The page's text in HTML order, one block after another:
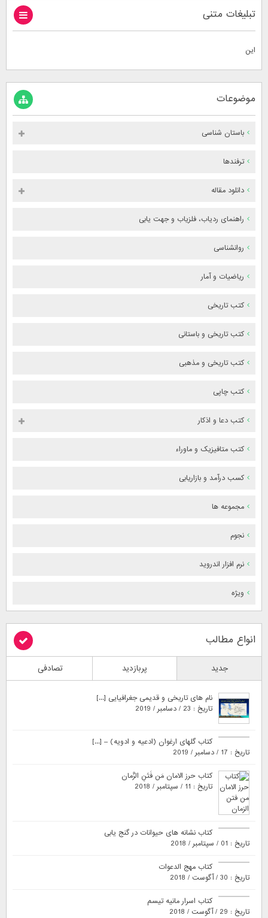
تبلیغات متنی
این
موضوعات
باستان شناسی
ترفندها
دانلود مقاله
راهنمای ردیاب، فلزیاب و جهت یابی
روانشناسی
ریاضیات و آمار
کتب تاریخی
کتب تاریخی و باستانی
کتب تاریخی و مذهبی
کتب چاپی
کتب دعا و اذکار
کتب متافیزیک و ماوراء
کسب درآمد و بازاریابی
مجموعه ها
نجوم
نرم افزار اندروید
ویژه
انواع مطالب
جدید پربازدید تصادفی
نام های تاریخی و قدیمی جغرافیایی [...]
تاریخ : 23 / دسامبر / 2019
کتاب گلهای ارغوان (ادعیه و ادویه) – [...]
تاریخ : 17 / دسامبر / 2019
کتاب حرز الامان مَن فَتَنِ الزَّمان
تاریخ : 11 / سپتامبر / 2018
کتاب نشانه های حیوانات در گنج یابی
تاریخ : 01 / سپتامبر / 2018
کتاب مهج الدعوات
تاریخ : 30 / آگوست / 2018
کتاب اسرار مانیه تیسم
تاریخ : 29 / آگوست / 2018